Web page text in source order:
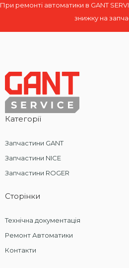
При ремонті автоматики в GANT
знижку на
Категорії
Запчастини GANT
Запчастини NICE
Запчастини ROGER
Сторінки
Технічна документація
Ремонт Автоматики
Контакти